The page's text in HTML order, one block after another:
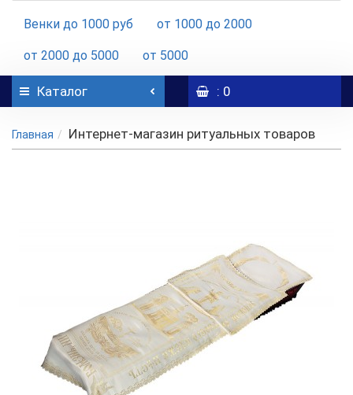
Венки до 1000 руб от 1000 до 2000
от 2000 до 5000 от 5000
Каталог : 0
Главная Интернет-магазин ритуальных товаров